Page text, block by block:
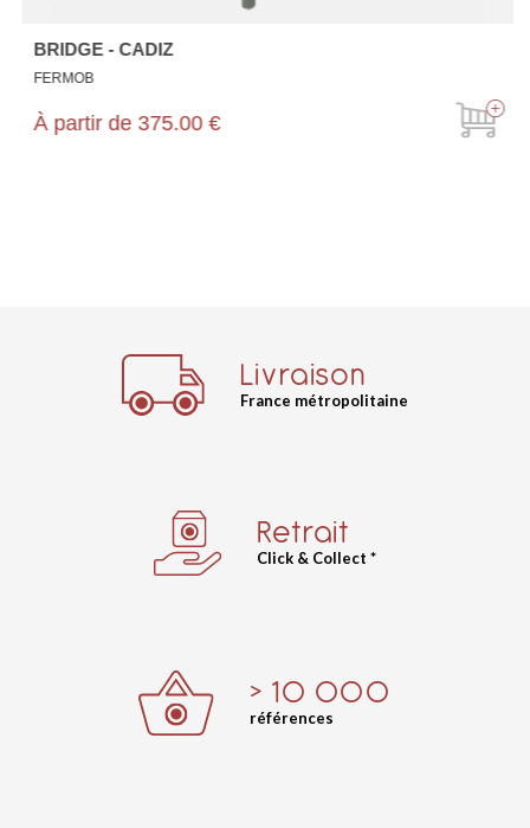
BRIDGE - CADIZ
FERMOB
À partir de 375.00 €
Livraison
France métropolitaine
Retrait
Click & Collect *
> 10 000
références